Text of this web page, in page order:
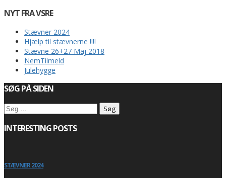
NYT FRA VSRE
Stævner 2024
Hjælp til stævnerne !!!!
Stævne 26+27 Maj 2018
NemTilmeld
Julehygge
SØG PÅ SIDEN
Søg
efter:
INTERESTING POSTS
STÆVNER 2024